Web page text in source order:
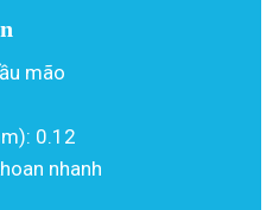
mão
0.12
nhanh